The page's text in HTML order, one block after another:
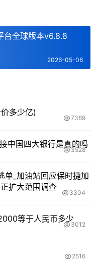
全球版本v6.8.8
2026-05-06
多少亿)
7389
中国四大银行是真的吗
3528
单_加油站回应保时捷加
扩大范围调查
3304
等于人民币多少
3012
2516